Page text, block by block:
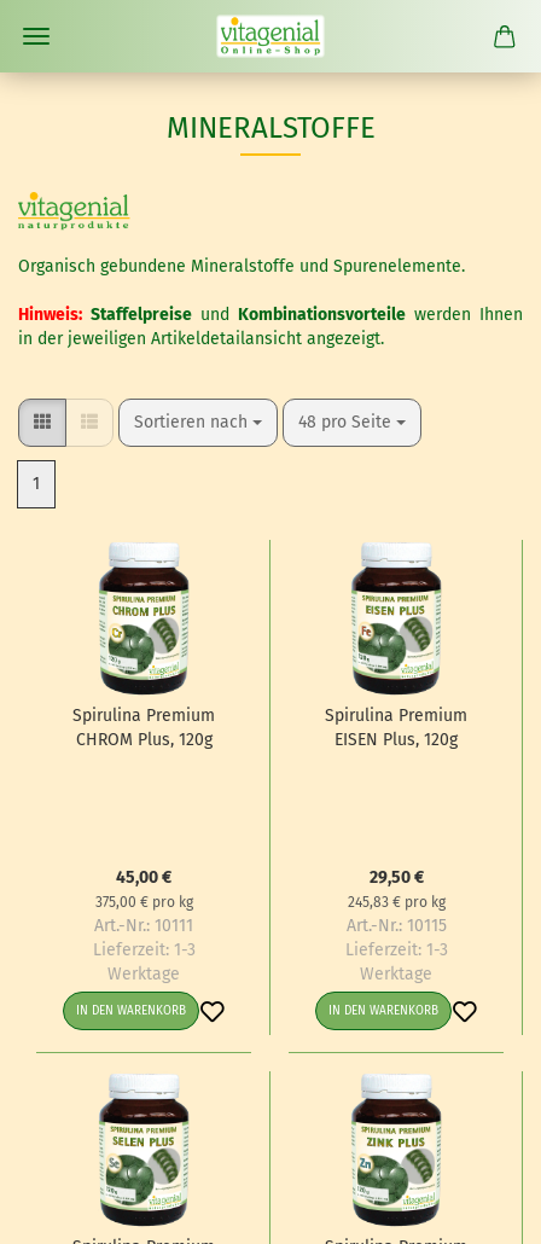
MINERALSTOFFE
Organisch gebundene Mineralstoffe und Spurenelemente.
Hinweis: Staffelpreise und Kombinationsvorteile werden Ihnen
in der jeweiligen Artikeldetailansicht angezeigt.
Sortieren nach
Sortieren nach
48 pro Seite
pro Seite
1
Spi­ru­li­na Pre­mi­um
CHROM Plus, 120g
45,00 €
375,00 € pro kg
Art.-Nr.: 10111
Lieferzeit: 1-3
Werktage
IN DEN WARENKORB
Spi­ru­li­na Pre­mi­um
EISEN Plus, 120g
29,50 €
245,83 € pro kg
Art.-Nr.: 10115
Lieferzeit: 1-3
Werktage
IN DEN WARENKORB